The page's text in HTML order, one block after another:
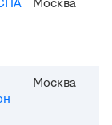
Москва
Москва